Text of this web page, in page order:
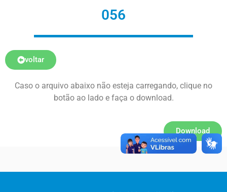
056
voltar
Caso o arquivo abaixo não esteja carregando, clique no
botão ao lado e faça o download.
Download